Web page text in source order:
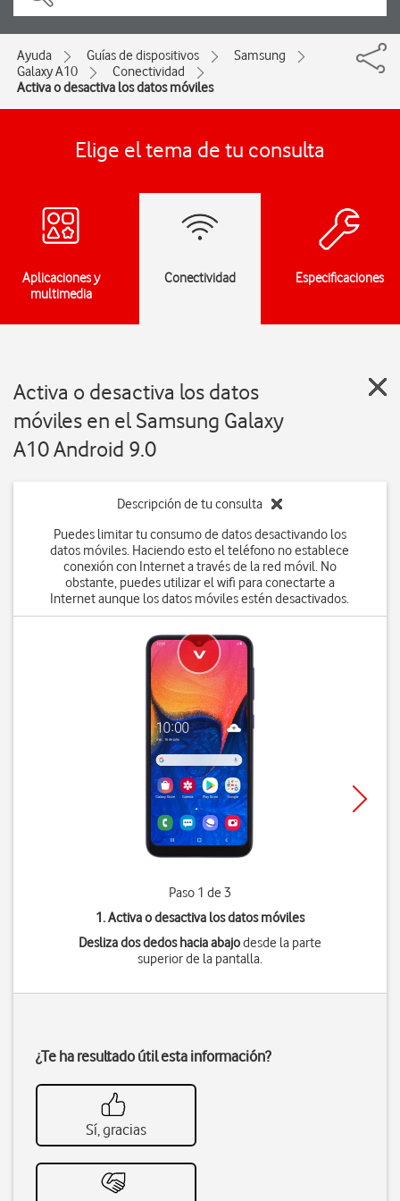
Ayuda Guías de dispositivos
Samsung
Galaxy A10
Conectividad
Activa o desactiva los datos móviles
Elige el tema de tu consulta
Aplicaciones y
multimedia
Conectividad Especificaciones
Activa o desactiva los datos
móviles en el Samsung Galaxy
A10 Android 9.0
Descripción de tu consulta
Puedes limitar tu consumo de datos desactivando los
datos móviles. Haciendo esto el teléfono no establece
conexión con Internet a través de la red móvil. No
obstante, puedes utilizar el wifi para conectarte a
Internet aunque los datos móviles estén desactivados.
Paso 1 de 3
1. Activa o desactiva los datos móviles
Desliza dos dedos hacia abajodesde la parte
superior de la pantalla.
¿Te ha resultado útil esta información?
Sí, gracias